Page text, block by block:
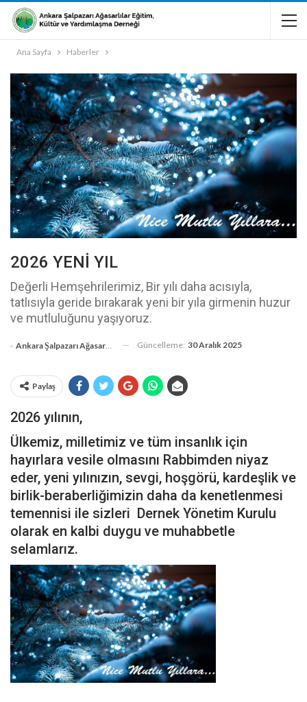
Ana Sayfa Haberler
2026 YENİ YIL
Değerli Hemşehrilerimiz, Bir yılı daha acısıyla,
tatlısıyla geride bırakarak yeni bir yıla girmenin huzur
ve mutluluğunu yaşıyoruz.
- Ankara Şalpazarı Ağasarlılar Eğitim Kültür Ve Dayanışma Derneği Güncelleme: 30 Aralık 2025
Paylaş
2026 yılının,
Ülkemiz, milletimiz ve tüm insanlık için
hayırlara vesile olmasını Rabbimden niyaz
eder, yeni yılınızın, sevgi, hoşgörü, kardeşlik ve
birlik-beraberliğimizin daha da kenetlenmesi
temennisi ile sizleri Dernek Yönetim Kurulu
olarak en kalbi duygu ve muhabbetle
selamlarız.